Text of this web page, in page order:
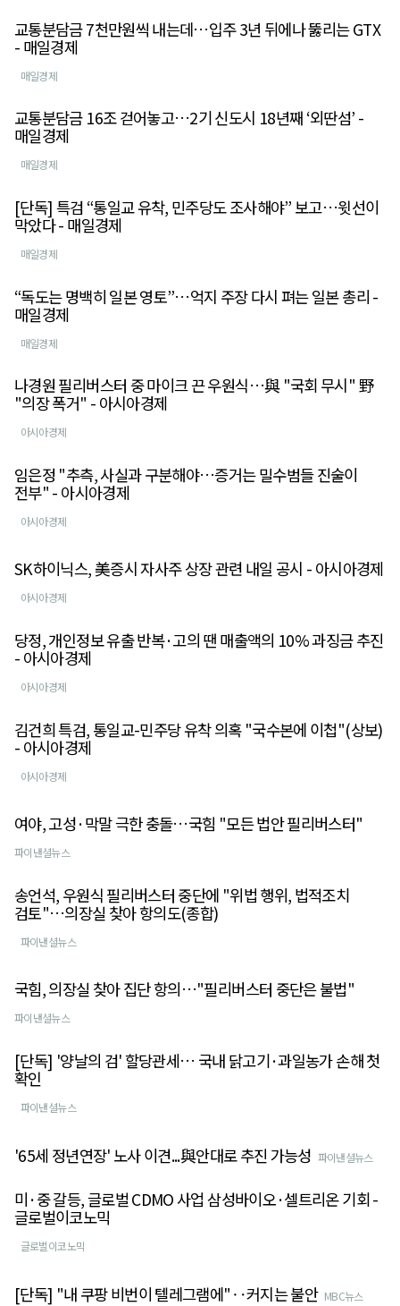
교통분담금 7천만원씩 내는데…입주 3년 뒤에나 뚫리는 GTX
- 매일경제
매일경제
교통분담금 16조 걷어놓고…2기 신도시 18년째 ‘외딴섬’ -
매일경제
매일경제
[단독] 특검 “통일교 유착, 민주당도 조사해야” 보고…윗선이
막았다 - 매일경제
매일경제
“독도는 명백히 일본 영토”…억지 주장 다시 펴는 일본 총리 -
매일경제
매일경제
나경원 필리버스터 중 마이크 끈 우원식…與 "국회 무시" 野
"의장 폭거" - 아시아경제
아시아경제
임은정 "추측, 사실과 구분해야…증거는 밀수범들 진술이
전부" - 아시아경제
아시아경제
SK하이닉스, 美증시 자사주 상장 관련 내일 공시 - 아시아경제
아시아경제
당정, 개인정보 유출 반복·고의 땐 매출액의 10% 과징금 추진
- 아시아경제
아시아경제
김건희 특검, 통일교-민주당 유착 의혹 "국수본에 이첩"(상보)
- 아시아경제
아시아경제
여야, 고성·막말 극한 충돌…국힘 "모든 법안 필리버스터"
파이낸셜뉴스
송언석, 우원식 필리버스터 중단에 "위법 행위, 법적조치
검토"…의장실 찾아 항의도(종합)
파이낸셜뉴스
국힘, 의장실 찾아 집단 항의…"필리버스터 중단은 불법"
파이낸셜뉴스
[단독] '양날의 검' 할당관세… 국내 닭고기·과일농가 손해 첫
확인
파이낸셜뉴스
'65세 정년연장' 노사 이견...與안대로 추진 가능성 파이낸셜뉴스
미·중 갈등, 글로벌 CDMO 사업 삼성바이오·셀트리온 기회 -
글로벌이코노믹
글로벌이코노믹
[단독] "내 쿠팡 비번이 텔레그램에"‥커지는 불안 MBC뉴스